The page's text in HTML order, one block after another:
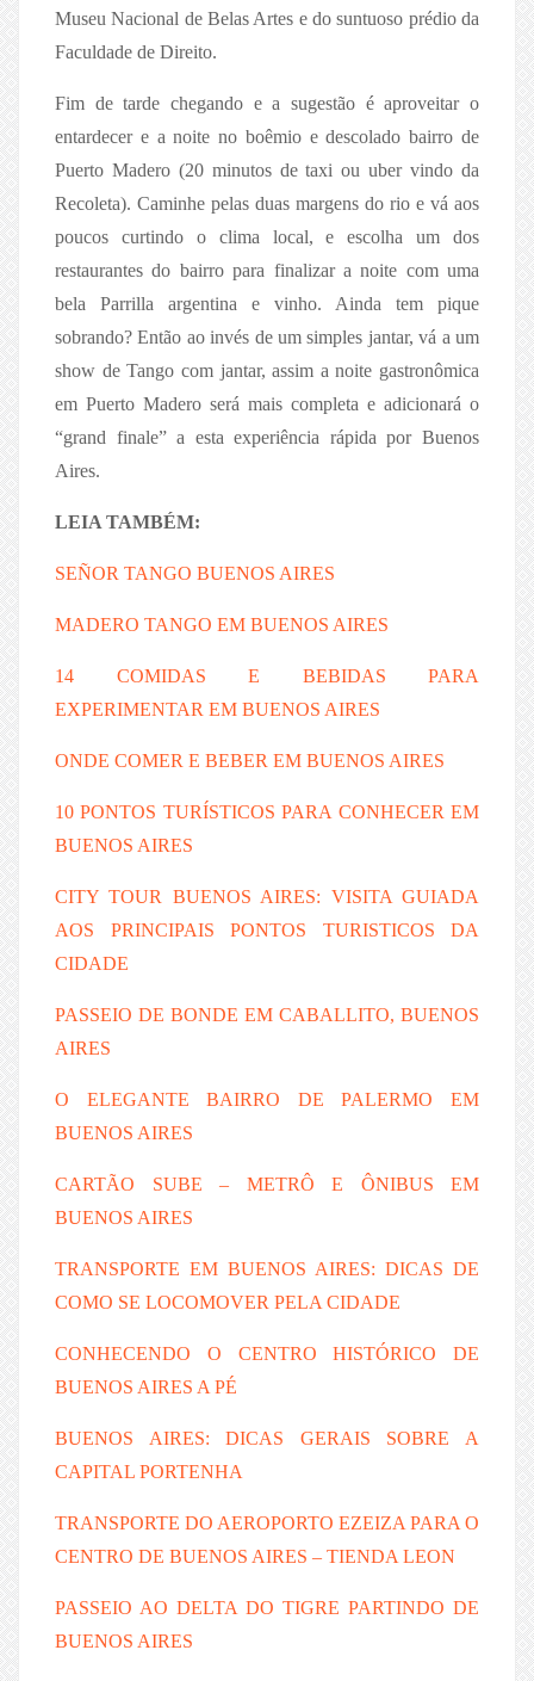
Museu Nacional de Belas Artes e do suntuoso prédio da
Faculdade de Direito.
Fim de tarde chegando e a sugestão é aproveitar o
entardecer e a noite no boêmio e descolado bairro de
Puerto Madero (20 minutos de taxi ou uber vindo da
Recoleta). Caminhe pelas duas margens do rio e vá aos
poucos curtindo o clima local, e escolha um dos
restaurantes do bairro para finalizar a noite com uma
bela Parrilla argentina e vinho. Ainda tem pique
sobrando? Então ao invés de um simples jantar, vá a um
show de Tango com jantar, assim a noite gastronômica
em Puerto Madero será mais completa e adicionará o
“grand finale” a esta experiência rápida por Buenos
Aires.
LEIA TAMBÉM:
SEÑOR TANGO BUENOS AIRES
MADERO TANGO EM BUENOS AIRES
14 COMIDAS E BEBIDAS PARA
EXPERIMENTAR EM BUENOS AIRES
ONDE COMER E BEBER EM BUENOS AIRES
10 PONTOS TURÍSTICOS PARA CONHECER EM
BUENOS AIRES
CITY TOUR BUENOS AIRES: VISITA GUIADA
AOS PRINCIPAIS PONTOS TURISTICOS DA
CIDADE
PASSEIO DE BONDE EM CABALLITO, BUENOS
AIRES
O ELEGANTE BAIRRO DE PALERMO EM
BUENOS AIRES
CARTÃO SUBE – METRÔ E ÔNIBUS EM
BUENOS AIRES
TRANSPORTE EM BUENOS AIRES: DICAS DE
COMO SE LOCOMOVER PELA CIDADE
CONHECENDO O CENTRO HISTÓRICO DE
BUENOS AIRES A PÉ
BUENOS AIRES: DICAS GERAIS SOBRE A
CAPITAL PORTENHA
TRANSPORTE DO AEROPORTO EZEIZA PARA O
CENTRO DE BUENOS AIRES – TIENDA LEON
PASSEIO AO DELTA DO TIGRE PARTINDO DE
BUENOS AIRES